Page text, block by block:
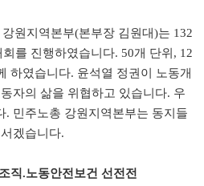
원지역본부(본부장 김원대)는 132
를 진행하였습니다. 50개 단위, 12
하였습니다. 윤석열 정권이 노동개
자의 삶을 위협하고 있습니다. 우
. 민주노총 강원지역본부는 동지들
겠습니다.
직.노동안전보건 선전전